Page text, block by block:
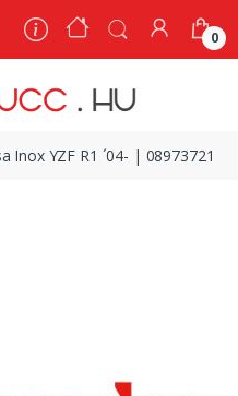
0
Inox YZF R1 ´04- | 08973721
0